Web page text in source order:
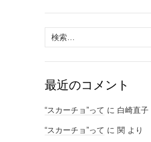
検
索:
最近のコメント
“スカーチョ”って に 白崎直子
“スカーチョ”って に 関 より